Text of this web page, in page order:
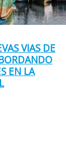
VIAS DE
EN LA